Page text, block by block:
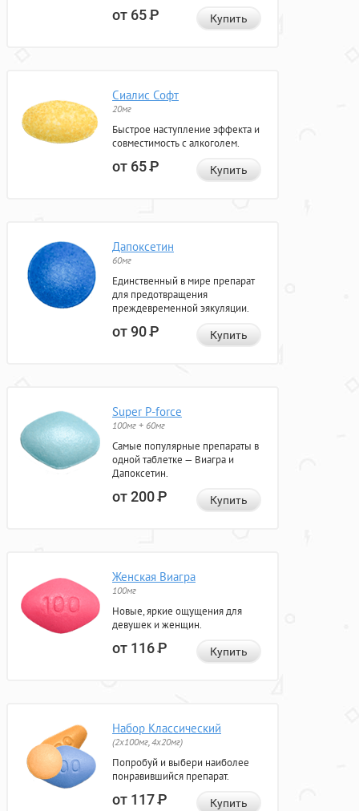
от 65Р Купить
Сиалис Софт
20мг
Быстрое наступление эффекта и
совместимость с алкоголем.
от 65Р Купить
Дапоксетин
60мг
Единственный в мире препарат
для предотвращения
преждевременной эякуляции.
от 90Р Купить
Super P-force
100мг + 60мг
Самые популярные препараты в
одной таблетке — Виагра и
Дапоксетин.
от 200Р Купить
Женская Виагра
100мг
Новые, яркие ощущения для
девушек и женщин.
от 116Р Купить
Набор Классический
(2x100мг, 4x20мг)
Попробуй и выбери наиболее
понравившийся препарат.
от 117Р Купить